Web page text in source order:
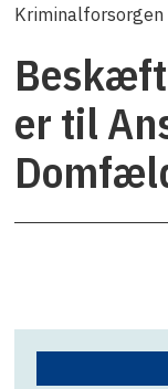
Kriminalforsorgen
er til